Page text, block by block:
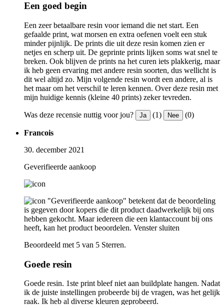
Een goed begin
Een zeer betaalbare resin voor iemand die net start. Een
gefaalde print, wat morsen en extra oefenen voelt een stuk
minder pijnlijk. De prints die uit deze resin komen zien er
netjes en scherp uit. De geprinte prints lijken soms wat snel te
breken. Ook blijven de prints na het curen iets plakkerig, maar
ik heb geen ervaring met andere resin soorten, dus wellicht is
dit wel altijd zo. Mijn volgende resin wordt een andere, al is
het maar om het verschil te leren kennen. Over deze resin met
mijn huidige kennis (kleine 40 prints) zeker tevreden.
Was deze recensie nuttig voor jou? Ja (1) Nee (0)
Francois
30. december 2021
Geverifieerde aankoop
"Geverifieerde aankoop" betekent dat de beoordeling
is gegeven door kopers die dit product daadwerkelijk bij ons
hebben gekocht. Maar iedereen die een klantaccount bij ons
heeft, kan het product beoordelen. Venster sluiten
Beoordeeld met 5 van 5 Sterren.
Goede resin
Goede resin. 1ste print bleef niet aan buildplate hangen. Nadat
ik de juiste instellingen probeerde bij de vragen, was het gelijk
raak. Ik heb al diverse kleuren geprobeerd.